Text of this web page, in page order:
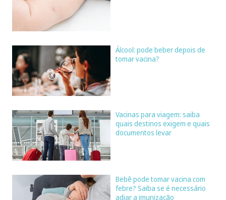
Álcool: pode beber depois de
tomar vacina?
Vacinas para viagem: saiba
quais destinos exigem e quais
documentos levar
Bebê pode tomar vacina com
febre? Saiba se é necessário
adiar a imunização